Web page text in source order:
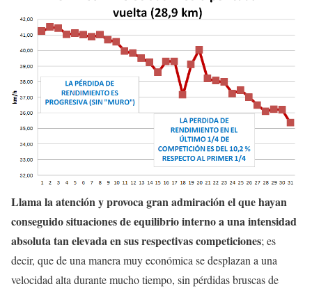
Llama la atención y provoca gran admiración el que hayan
conseguido situaciones de equilibrio interno a una intensidad
absoluta tan elevada en sus respectivas competiciones; es
decir, que de una manera muy económica se desplazan a una
velocidad alta durante mucho tiempo, sin pérdidas bruscas de